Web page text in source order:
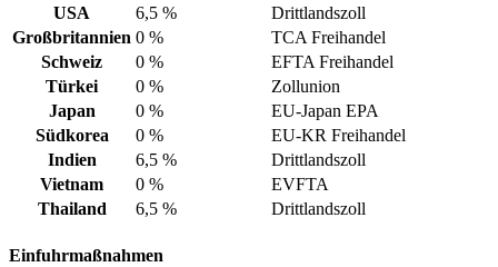
USA
6,5 %
Drittlandszoll
Großbritannien 0 %
TCA Freihandel
Schweiz
0 %
EFTA Freihandel
Türkei
0 %
Zollunion
Japan
0 %
EU-Japan EPA
Südkorea
0 %
EU-KR Freihandel
Indien
6,5 %
Drittlandszoll
Vietnam
0 %
EVFTA
Thailand
6,5 % Drittlandszoll
Einfuhrmaßnahmen